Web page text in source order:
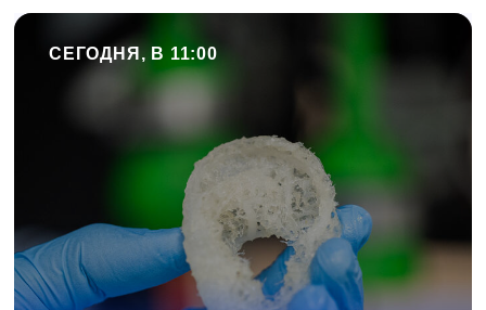
СЕГОДНЯ, В 11:00